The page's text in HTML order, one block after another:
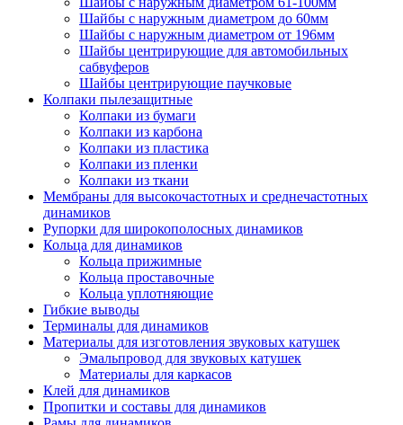
Шайбы с наружным диаметром до 60мм
Шайбы с наружным диаметром от 196мм
Шайбы центрирующие для автомобильных
сабвуферов
Шайбы центрирующие паучковые
Колпаки пылезащитные
Колпаки из бумаги
Колпаки из карбона
Колпаки из пластика
Колпаки из пленки
Колпаки из ткани
Мембраны для высокочастотных и среднечастотных
динамиков
Рупорки для широкополосных динамиков
Кольца для динамиков
Кольца прижимные
Кольца проставочные
Кольца уплотняющие
Гибкие выводы
Терминалы для динамиков
Материалы для изготовления звуковых катушек
Эмальпровод для звуковых катушек
Материалы для каркасов
Клей для динамиков
Пропитки и составы для динамиков